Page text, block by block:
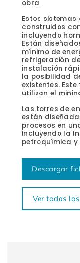
obra.
Estos
construidos
incluyendo
Están
mínimo de
refrigeración
instalación
la posibilidad
existentes.
utilizan el
Las torres de
están
procesos en
incluyendo la
petroquímica y
Descargar
Ver todas